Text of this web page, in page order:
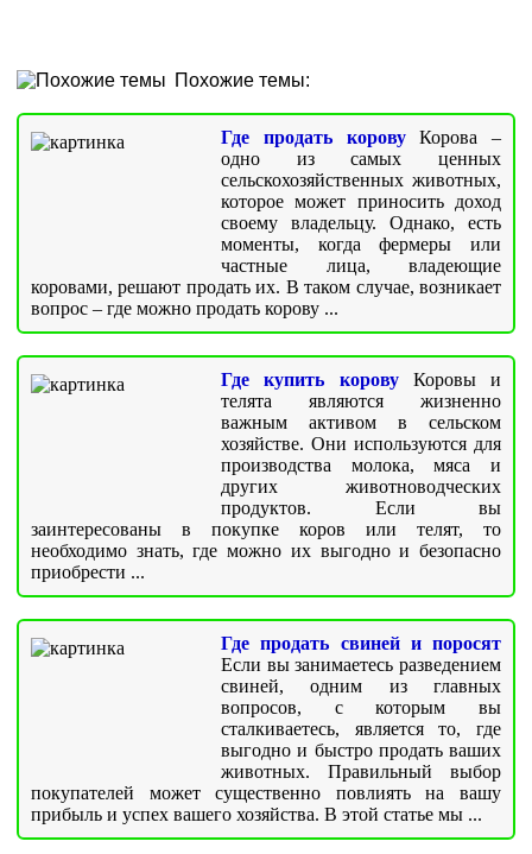
Похожие темы:
Где продать коровуКорова –
одно из самых ценных
сельскохозяйственных животных,
которое может приносить доход
своему владельцу. Однако, есть
моменты, когда фермеры или
частные лица, владеющие
коровами, решают продать их. В таком случае, возникает
вопрос – где можно продать корову ...
Где купить корову Коровы и
телята являются жизненно
важным активом в сельском
хозяйстве. Они используются для
производства молока, мяса и
других животноводческих
продуктов. Если вы
заинтересованы в покупке коров или телят, то
необходимо знать, где можно их выгодно и безопасно
приобрести ...
Где продать свиней и поросят
Если вы занимаетесь разведением
свиней, одним из главных
вопросов, с которым вы
сталкиваетесь, является то, где
выгодно и быстро продать ваших
животных. Правильный выбор
покупателей может существенно повлиять на вашу
прибыль и успех вашего хозяйства. В этой статье мы ...